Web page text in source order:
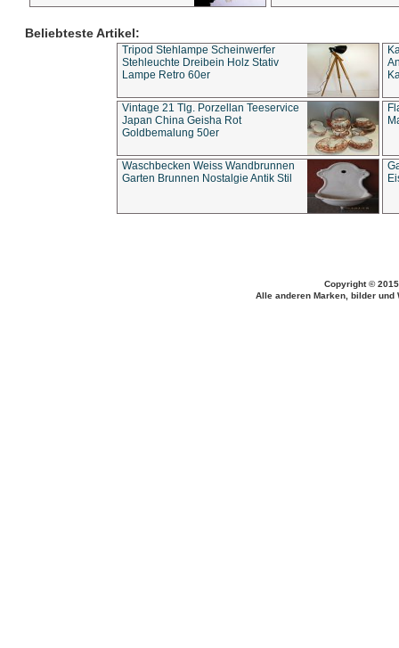
Beliebteste Artikel:
Tripod Stehlampe Scheinwerfer
Stehleuchte Dreibein Holz Stativ
Lampe Retro 60er
Vintage 21 Tlg. Porzellan Teeservice
Japan China Geisha Rot
Goldbemalung 50er
Waschbecken Weiss Wandbrunnen
Garten Brunnen Nostalgie Antik Stil
Copyright ©
Alle anderen Marken, bilder und